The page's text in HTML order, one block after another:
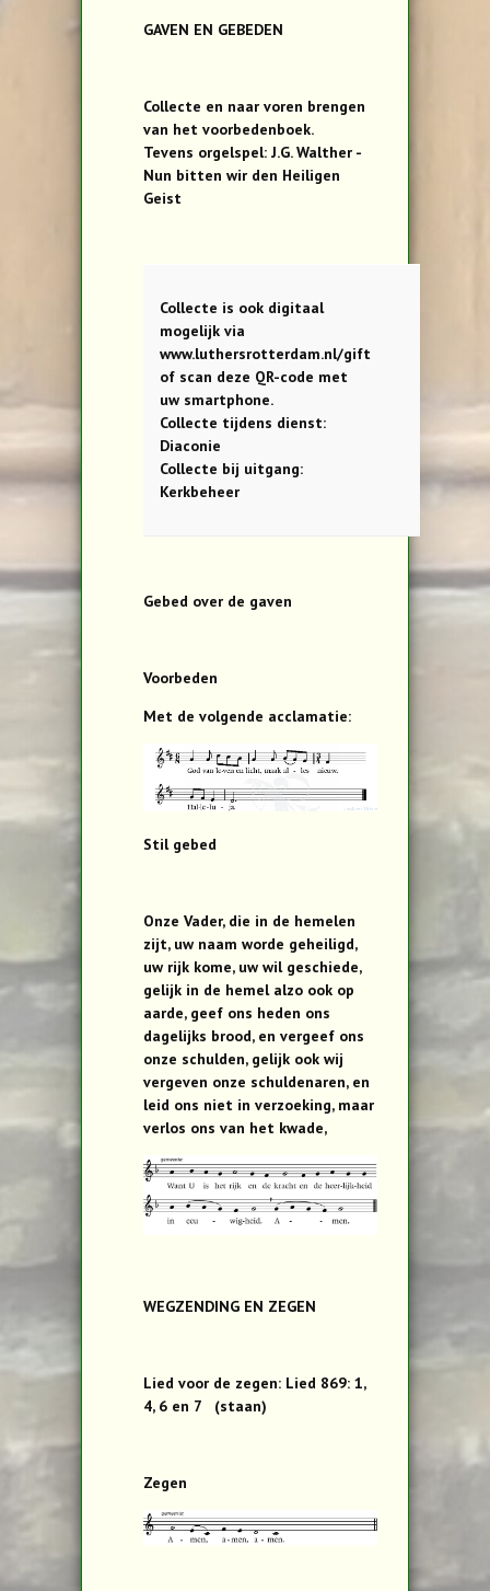
GAVEN EN GEBEDEN
Collecte en naar voren brengen
van het voorbedenboek.
Tevens orgelspel: J.G. Walther -
Nun bitten wir den Heiligen
Geist
Collecte is ook digitaal
mogelijk via
www.luthersrotterdam.nl/gift
of scan deze QR-code met
uw smartphone.
Collecte tijdens dienst:
Diaconie
Collecte bij uitgang:
Kerkbeheer
Gebed over de gaven
Voorbeden
Met de volgende acclamatie:
Stil gebed
Onze Vader, die in de hemelen
zijt, uw naam worde geheiligd,
uw rijk kome, uw wil geschiede,
gelijk in de hemel alzo ook op
aarde, geef ons heden ons
dagelijks brood, en vergeef ons
onze schulden, gelijk ook wij
vergeven onze schuldenaren, en
leid ons niet in verzoeking, maar
verlos ons van het kwade,
WEGZENDING EN ZEGEN
Lied voor de zegen: Lied 869: 1,
4, 6 en 7 (staan)
Zegen